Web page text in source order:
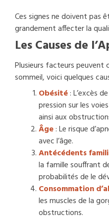
Ces signes ne doivent pas
grandement affecter la
Les Causes de
Plusieurs facteurs peuvent
sommeil, voici quelques
Obésité: L’excès
pression sur les
ainsi aux
Âge: Le risque
avec l’âge.
Antécédents
la famille souffrant
probabilités de le
Consommation
les muscles de la
obstructions.